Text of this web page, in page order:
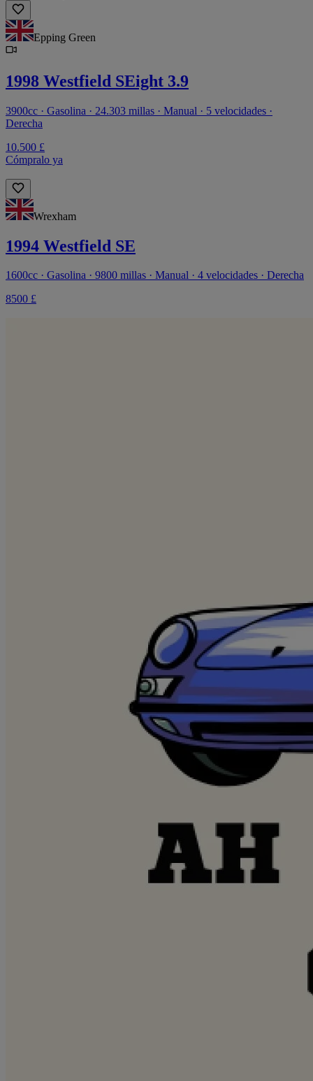
Epping Green
1998 Westfield SEight 3.9
3900cc · Gasolina · 24.303 millas · Manual · 5 velocidades ·
Derecha
10.500 £
Cómpralo ya
Wrexham
1994 Westfield SE
1600cc · Gasolina · 9800 millas · Manual · 4 velocidades · Derecha
8500 £